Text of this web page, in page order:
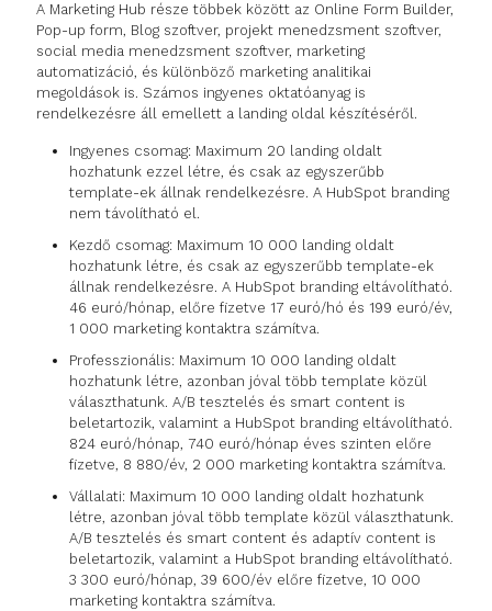
A Marketing Hub része többek között az Online Form Builder,
Pop-up form, Blog szoftver, projekt menedzsment szoftver,
social media menedzsment szoftver, marketing
automatizáció, és különböző marketing analitikai
megoldások is. Számos ingyenes oktatóanyag is
rendelkezésre áll emellett a landing oldal készítéséről.
Ingyenes csomag: Maximum 20 landing oldalt
hozhatunk ezzel létre, és csak az egyszerűbb
template-ek állnak rendelkezésre. A HubSpot branding
nem távolítható el.
Kezdő csomag: Maximum 10 000 landing oldalt
hozhatunk létre, és csak az egyszerűbb template-ek
állnak rendelkezésre. A HubSpot branding eltávolítható.
46 euró/hónap, előre fizetve 17 euró/hó és 199 euró/év,
1 000 marketing kontaktra számítva.
Professzionális: Maximum 10 000 landing oldalt
hozhatunk létre, azonban jóval több template közül
választhatunk. A/B tesztelés és smart content is
beletartozik, valamint a HubSpot branding eltávolítható.
824 euró/hónap, 740 euró/hónap éves szinten előre
fizetve, 8 880/év, 2 000 marketing kontaktra számítva.
Vállalati: Maximum 10 000 landing oldalt hozhatunk
létre, azonban jóval több template közül választhatunk.
A/B tesztelés és smart content és adaptív content is
beletartozik, valamint a HubSpot branding eltávolítható.
3 300 euró/hónap, 39 600/év előre fizetve, 10 000
marketing kontaktra számítva.